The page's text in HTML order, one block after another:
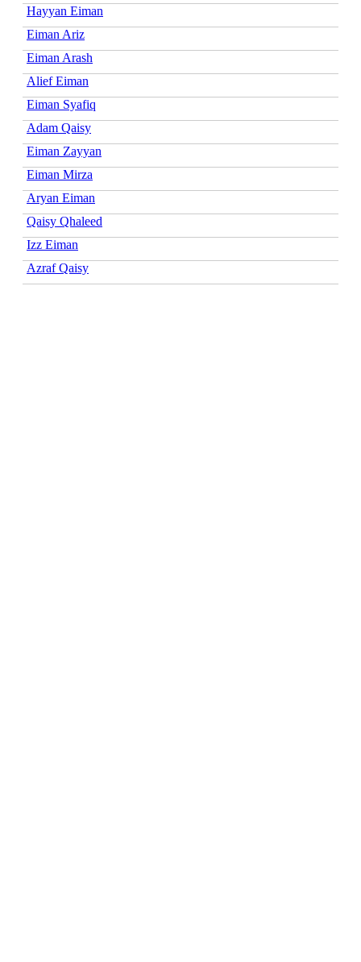
Hayyan Eiman
Eiman Ariz
Eiman Arash
Alief Eiman
Eiman Syafiq
Adam Qaisy
Eiman Zayyan
Eiman Mirza
Aryan Eiman
Qaisy Qhaleed
Izz Eiman
Azraf Qaisy